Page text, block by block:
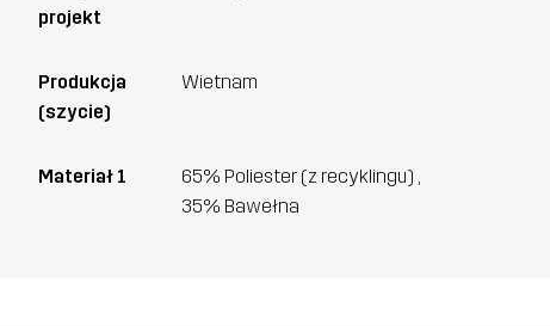
projekt
Produkcja
(szycie)
Wietnam
Materiał 1
65% Poliester (z recyklingu) ,
35% Bawełna